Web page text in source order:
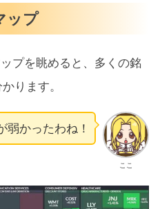
ップ
プを眺めると、多くの銘
ります。
ここ
弱かったわね！